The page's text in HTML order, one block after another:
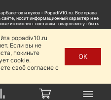
и луков – PopadiV10.ru. Все права
носит информационный характер и не
и комплект поставки товаров могут быть
соглашается с условиями,
и др.) с сайта Popadiv10 запрещено,
администрации сайта Popadiv10.
popadiv10.ru
Если вы не
покиньте
cookie.
своё согласие с
ОК